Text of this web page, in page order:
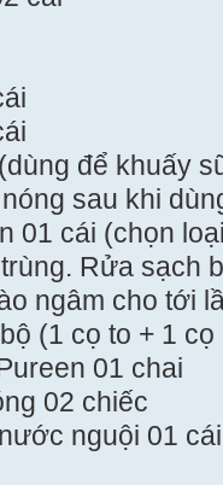
để khuấy
sau khi
01 cái (chọn
Rửa sạch
ngâm cho tới
(1 cọ to + 1 cọ
01 chai
02 chiếc
nguội 01